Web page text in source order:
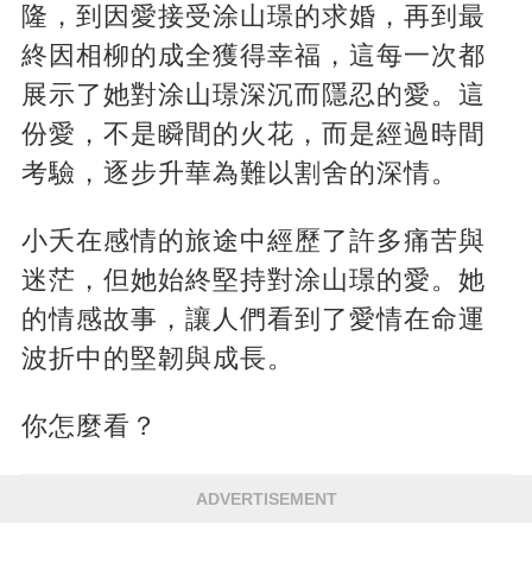
隆，到因愛接受涂山璟的求婚，再到最
終因相柳的成全獲得幸福，這每一次都
展示了她對涂山璟深沉而隱忍的愛。這
份愛，不是瞬間的火花，而是經過時間
考驗，逐步升華為難以割舍的深情。
小夭在感情的旅途中經歷了許多痛苦與
迷茫，但她始終堅持對涂山璟的愛。她
的情感故事，讓人們看到了愛情在命運
波折中的堅韌與成長。
你怎麼看？
ADVERTISEMENT